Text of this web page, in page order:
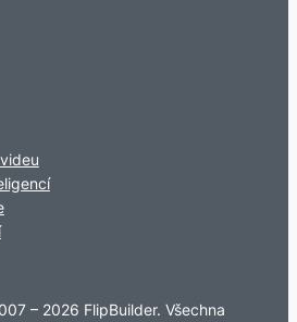
– 2026 FlipBuilder. Všechna